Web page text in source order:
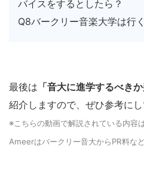
バイスをするとしたら？
Q8バークリー音楽大学は行
最後は 「音大に進学するべき
紹介しますので、ぜひ参考にし
※こちらの動画で解説されている内容
Ameerはバークリー音大からPR料な